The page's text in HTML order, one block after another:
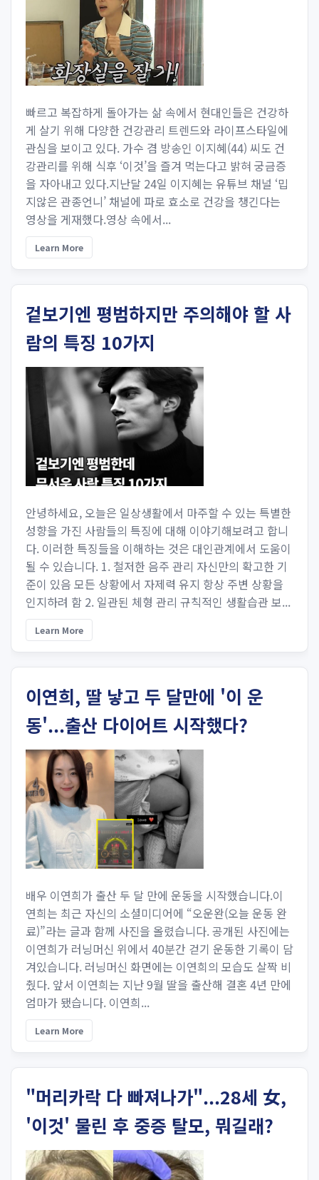
빠르고 복잡하게 돌아가는 삶 속에서 현대인들은 건강하
게 살기 위해 다양한 건강관리 트렌드와 라이프스타일에
관심을 보이고 있다. 가수 겸 방송인 이지혜(44) 씨도 건
강관리를 위해 식후 ‘이것’을 즐겨 먹는다고 밝혀 궁금증
을 자아내고 있다.지난달 24일 이지혜는 유튜브 채널 ‘밉
지않은 관종언니’ 채널에 파로 효소로 건강을 챙긴다는
영상을 게재했다.영상 속에서...
Learn More
겉보기엔 평범하지만 주의해야 할 사
람의 특징 10가지
안녕하세요, 오늘은 일상생활에서 마주할 수 있는 특별한
성향을 가진 사람들의 특징에 대해 이야기해보려고 합니
다. 이러한 특징들을 이해하는 것은 대인관계에서 도움이
될 수 있습니다. 1. 철저한 음주 관리 자신만의 확고한 기
준이 있음 모든 상황에서 자제력 유지 항상 주변 상황을
인지하려 함 2. 일관된 체형 관리 규칙적인 생활습관 보...
Learn More
이연희, 딸 낳고 두 달만에 '이 운
동'...출산 다이어트 시작했다?
배우 이연희가 출산 두 달 만에 운동을 시작했습니다.이
연희는 최근 자신의 소셜미디어에 “오운완(오늘 운동 완
료)”라는 글과 함께 사진을 올렸습니다. 공개된 사진에는
이연희가 러닝머신 위에서 40분간 걷기 운동한 기록이 담
겨있습니다. 러닝머신 화면에는 이연희의 모습도 살짝 비
췄다. 앞서 이연희는 지난 9월 딸을 출산해 결혼 4년 만에
엄마가 됐습니다. 이연희...
Learn More
"머리카락 다 빠져나가"...28세 女,
'이것' 물린 후 중증 탈모, 뭐길래?